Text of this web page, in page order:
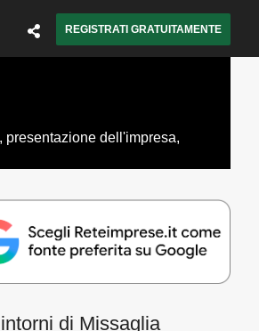
REGISTRATI GRATUITAMENTE
dell'impresa,
di Missaglia